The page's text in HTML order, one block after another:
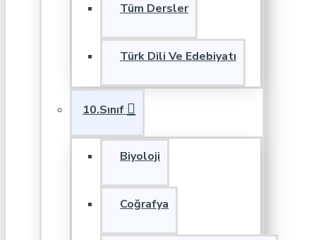
Tüm Dersler
Türk Dili Ve Edebiyatı
10.Sınıf
Biyoloji
Coğrafya